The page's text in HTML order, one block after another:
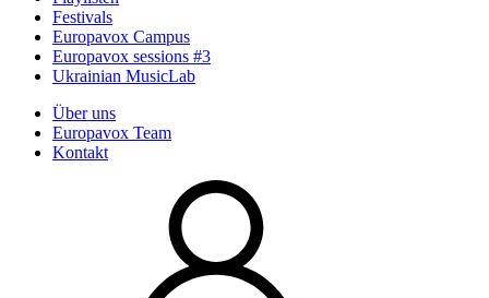
Festivals
Europavox Campus
Europavox sessions #3
Ukrainian MusicLab
Über uns
Europavox Team
Kontakt